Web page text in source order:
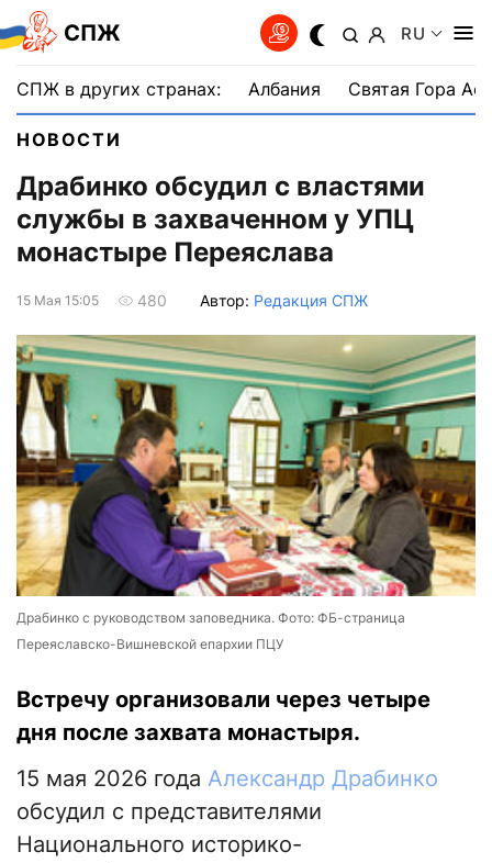
СПЖ RU
СПЖ в других странах: Албания Святая Гора
НОВОСТИ
Драбинко обсудил с властями
службы в захваченном у УПЦ
монастыре Переяслава
15 Мая 15:05 480 Автор: Редакция СПЖ
Драбинко с руководством заповедника. Фото: ФБ-страница
Переяславско-Вишневской епархии ПЦУ
Встречу организовали через четыре
дня после захвата монастыря.
15 мая 2026 года Александр Драбинко
обсудил с представителями
Национального историко-